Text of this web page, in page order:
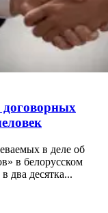
договорных
в деле об
в белорусском
два десятка...